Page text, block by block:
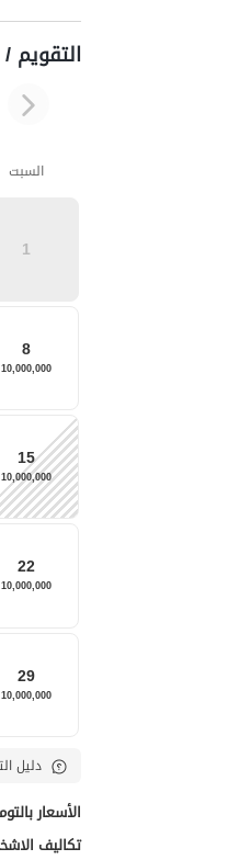
التقويم
السبت
1
8
10,000,000
15
10,000,000
22
10,000,000
29
10,000,000
دليل
الأسعار
تكاليف